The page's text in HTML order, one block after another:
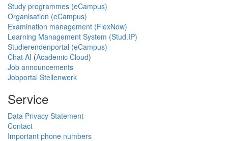
Study programmes (eCampus)
Organisation (eCampus)
Examination management (FlexNow)
Learning Management System (Stud.IP)
Studierendenportal (eCampus)
Chat AI (Academic Cloud)
Job announcements
Jobportal Stellenwerk
Service
Data Privacy Statement
Contact
Important phone numbers